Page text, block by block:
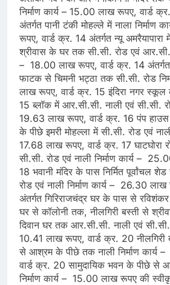
निर्माण कार्य – 15.00 लाख रूपए, वार्ड क्र.
अंतर्गत पानी टंकी मोहल्ले में नाला निर्माण
रूपए, वार्ड क्र. 14 अंतर्गत न्यू अमरैयापारा
श्रीवास के घर तक सी.सी. रोड एवं
– 18.00 लाख रूपए, वार्ड क्र. 14 अंतर्गत
फाटक से चिमनी भट्ठा तक सी.सी. रोड
लाख रूपए, वार्ड क्र. 15 इंदिरा नगर स्कूल
15 ब्लॉक में आर.सी.सी. नाली एवं सी.सी.
19.63 लाख रूपए, वार्ड क्र. 16 पंप
के पीछे इमरी मोहल्ला में सी.सी. रोड एवं
17.68 लाख रूपए, वार्ड क्र. 17
सी.सी. रोड एवं नाली निर्माण कार्य –
18 भवानी मंदिर के पास निर्मित पूर्वांचल
रोड एवं नाली निर्माण कार्य – 26.30
अंतर्गत गिरिराजचंद्र घर के पास से
घर से कॉलोनी तक, नीलगिरी बस्ती से
दिवान घर तक आर.सी.सी. नाली एवं सी.सी.
10.41 लाख रूपए, वार्ड क्र. 20 नीलगिरी
से आश्रम के पीछे तक नाली निर्माण कार्य
वार्ड क्र. 20 सामुदायिक भवन के पीछे से
निर्माण कार्य – 15.00 लाख रूपए की